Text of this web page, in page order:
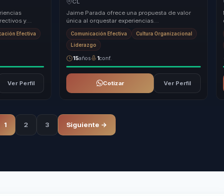
y
a dejar
Efectiva
Ver Perfil
CL
Jaime Parada ofrece una propuesta de valor
única al orquestar experiencias
transformadoras para líderes, portavoces,
equipos comerciales ...
Comunicación Efectiva Cultura Organizacional
Liderazgo
15años 1conf.
Cotizar Ver Perfil
...
1 2 3 Siguiente →